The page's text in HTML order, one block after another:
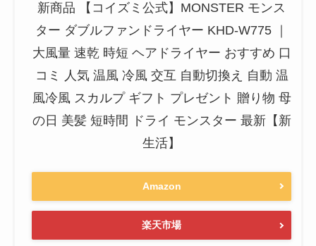
新商品 【コイズミ公式】MONSTER モンス
ター ダブルファンドライヤー KHD-W775 ｜
大風量 速乾 時短 ヘアドライヤー おすすめ 口
コミ 人気 温風 冷風 交互 自動切換え 自動 温
風冷風 スカルプ ギフト プレゼント 贈り物 母
の日 美髪 短時間 ドライ モンスター 最新【新
生活】
Amazon
楽天市場